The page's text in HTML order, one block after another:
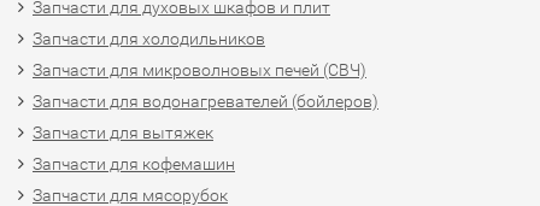
Запчасти для духовых шкафов и плит
Запчасти для холодильников
Запчасти для микроволновых печей (СВЧ)
Запчасти для водонагревателей (бойлеров)
Запчасти для вытяжек
Запчасти для кофемашин
Запчасти для мясорубок